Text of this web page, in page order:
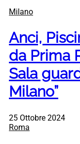
Milano
Anci,
da Prima
Sala
Milano”
25 Ottobre 2024
Roma